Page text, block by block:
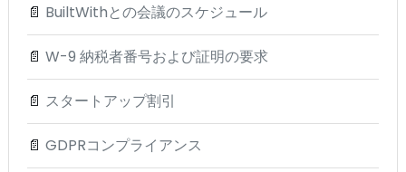
📄 BuiltWithとの会議のスケジュール
📄 W-9 納税者番号および証明の要求
📄 スタートアップ割引
📄 GDPRコンプライアンス